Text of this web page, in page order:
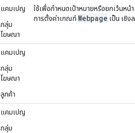
แคมเปญ
กลุ่ม
โฆษณา
ใช้เพื่อกำหนดเป้าหมายหรือยกเว้นหน้
การตั้งค่าเกณฑ์Webpage เป็น เชิง
แคมเปญ
กลุ่ม
โฆษณา
ลูกค้า
แคมเปญ
กลุ่ม